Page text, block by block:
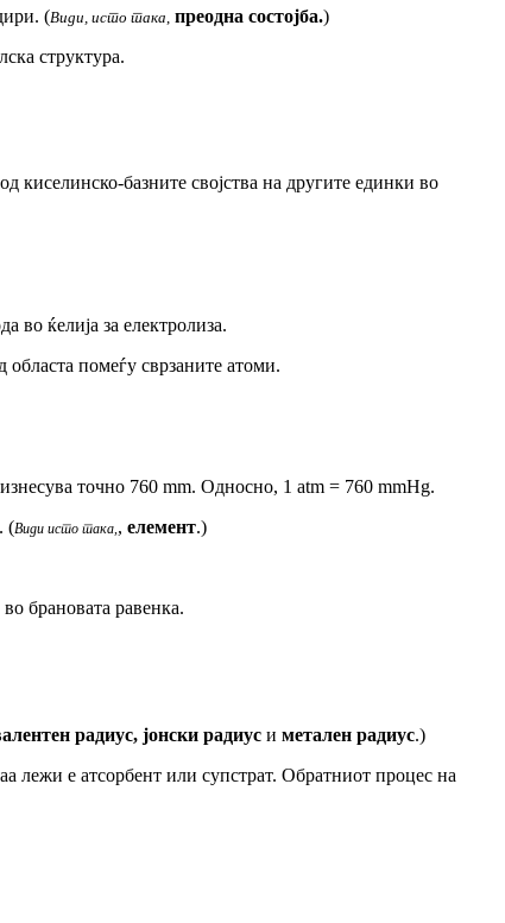
(Види, исто така, преодна состојба.)
структура.
киселинско-базните својства на другите единки во
во ќелија за електролиза.
областа помеѓу сврзаните атоми.
точно 760 mm. Односно, 1 atm = 760 mmHg.
(Види исто така,, елемент.)
во брановата равенка.
радиус, јонски радиус и метален радиус.)
лежи е атсорбент или супстрат. Обратниот процес на